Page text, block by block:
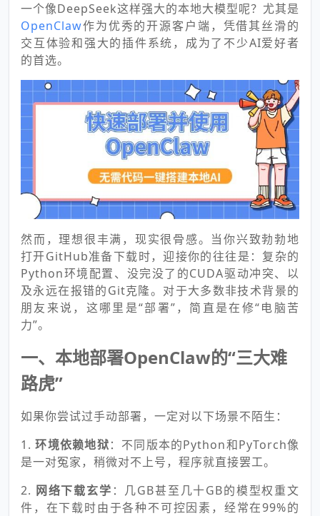
一个像DeepSeek这样强大的本地大模型呢？尤其是
OpenClaw作为优秀的开源客户端，凭借其丝滑的
交互体验和强大的插件系统，成为了不少AI爱好者
的首选。
然而，理想很丰满，现实很骨感。当你兴致勃勃地
打开GitHub准备下载时，迎接你的往往是：复杂的
Python环境配置、没完没了的CUDA驱动冲突、以
及永远在报错的Git克隆。对于大多数非技术背景的
朋友来说，这哪里是“部署”，简直是在修“电脑苦
力”。
一、本地部署OpenClaw的“三大难
路虎”
如果你尝试过手动部署，一定对以下场景不陌生：
1.环境依赖地狱：不同版本的Python和PyTorch像
是一对冤家，稍微对不上号，程序就直接罢工。
2. 网络下载玄学 ：几GB甚至几十GB的模型权重文
件，在下载时由于各种不可控因素，经常在99%的